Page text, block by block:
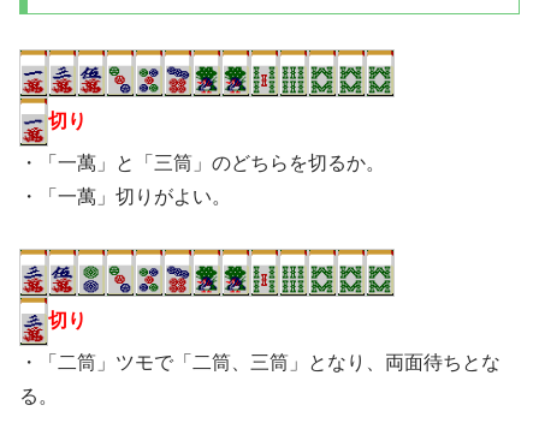
切り
・「一萬」と「三筒」のどちらを切るか。
・「一萬」切りがよい。
切り
・「二筒」ツモで「二筒、三筒」となり、両面待ちとな
る。